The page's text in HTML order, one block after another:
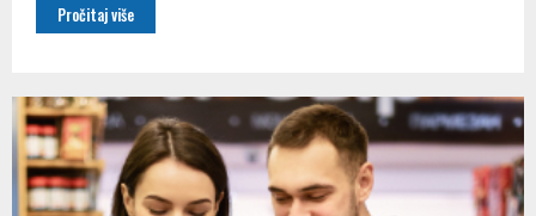
Pročitaj više